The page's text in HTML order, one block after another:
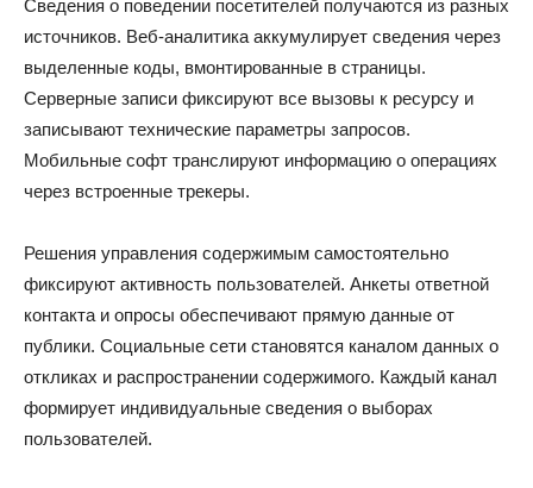
Сведения о поведении посетителей получаются из разных
источников. Веб-аналитика аккумулирует сведения через
выделенные коды, вмонтированные в страницы.
Серверные записи фиксируют все вызовы к ресурсу и
записывают технические параметры запросов.
Мобильные софт транслируют информацию о операциях
через встроенные трекеры.
Решения управления содержимым самостоятельно
фиксируют активность пользователей. Анкеты ответной
контакта и опросы обеспечивают прямую данные от
публики. Социальные сети становятся каналом данных о
откликах и распространении содержимого. Каждый канал
формирует индивидуальные сведения о выборах
пользователей.